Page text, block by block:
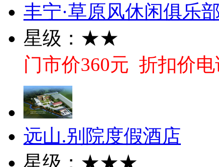
丰宁·草原风休闲俱乐
星级：★★
门市价360元 折扣价
远山.别院度假酒店
星级：★★★